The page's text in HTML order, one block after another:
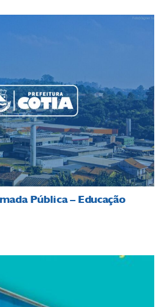
Pública – Educação